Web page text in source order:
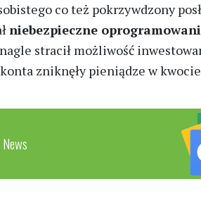
co też pokrzywdzony
niebezpieczne
stracił możliwość
zniknęły pieniądze w